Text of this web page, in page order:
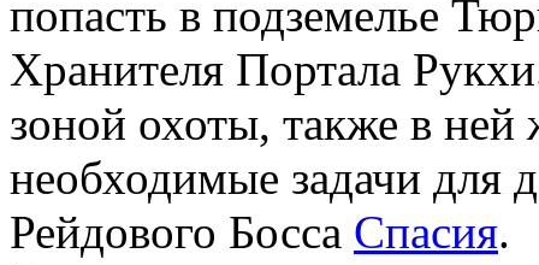
попасть в подземелье
Хранителя Портала
зоной охоты, также в ней
необходимые задачи для
Рейдового Босса Спасия.